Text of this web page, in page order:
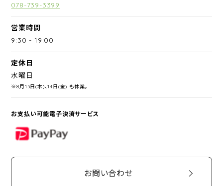
078-739-3399
営業時間
9:30 -19:00
定休日
水曜日
※8月13日(木)、14日(金) も休業。
お支払い可能電子決済サービス
PayPay
お問い合わせ